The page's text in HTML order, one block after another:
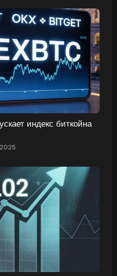
индекс биткойна